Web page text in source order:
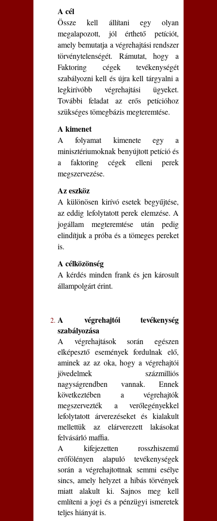
A cél
Össze kell állítani egy olyan
megalapozott, jól érthető petíciót,
amely bemutatja a végrehajtási rendszer
törvénytelenségét. Rámutat, hogy a
Faktoring cégek tevékenységét
szabályozni kell és újra kell tárgyalni a
legkirívóbb végrehajtási ügyeket.
További feladat az erős petícióhoz
szükséges tömegbázis megteremtése.
A kimenet
A folyamat kimenete egy a
minisztériumoknak benyújtott petíció és
a faktoring cégek elleni perek
megszervezése.
Az eszköz
A különösen kirívó esetek begyűjtése,
az eddig lefolytatott perek elemzése. A
jogállam megteremtése után pedig
elindítjuk a próba és a tömeges pereket
is.
A célközönség
A kérdés minden frank és jen károsult
állampolgárt érint.
A végrehajtói tevékenység
szabályozása
A végrehajtások során egészen
elképesztő események fordulnak elő,
aminek az az oka, hogy a végrehajtói
jövedelmek százmilliós
nagyságrendben vannak. Ennek
következtében a végrehajtók
megszervezték a verőlegényekkel
lefolytatott árverezéseket és kialakult
mellettük az elárverezett lakásokat
felvásárló maffia.
A kifejezetten rosszhiszemű
erőfölényen alapuló tevékenységek
során a végrehajtottnak semmi esélye
sincs, amely helyzet a hibás törvények
miatt alakult ki. Sajnos meg kell
említeni a jogi és a pénzügyi ismeretek
teljes hiányát is.